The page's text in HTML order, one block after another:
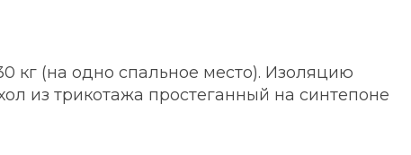
кг (на одно спальное место). Изоляцию
из трикотажа простеганный на синтепоне